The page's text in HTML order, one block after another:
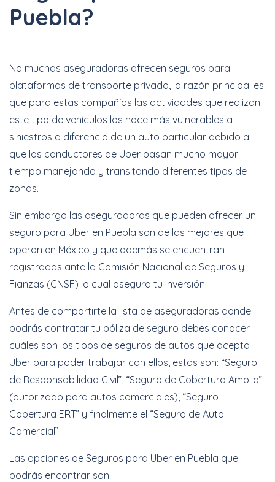
Puebla?
No muchas aseguradoras ofrecen seguros para
plataformas de transporte privado, la razón principal es
que para estas compañías las actividades que realizan
este tipo de vehículos los hace más vulnerables a
siniestros a diferencia de un auto particular debido a
que los conductores de Uber pasan mucho mayor
tiempo manejando y transitando diferentes tipos de
zonas.
Sin embargo las aseguradoras que pueden ofrecer un
seguro para Uber en Puebla son de las mejores que
operan en México y que además se encuentran
registradas ante la Comisión Nacional de Seguros y
Fianzas (CNSF) lo cual asegura tu inversión.
Antes de compartirte la lista de aseguradoras donde
podrás contratar tu póliza de seguro debes conocer
cuáles son los tipos de seguros de autos que acepta
Uber para poder trabajar con ellos, estas son: “Seguro
de Responsabilidad Civil”, “Seguro de Cobertura Amplia”
(autorizado para autos comerciales), “Seguro
Cobertura ERT” y finalmente el “Seguro de Auto
Comercial”
Las opciones de Seguros para Uber en Puebla que
podrás encontrar son: